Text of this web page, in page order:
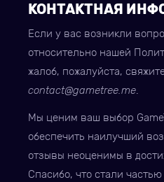
КОНТАКТНАЯ
Если у вас возникли
относительно нашей
жалоб, пожалуйста,
contact@gametree.me.
Мы ценим ваш выбор
обеспечить наилучший
отзывы неоценимы в
Спасибо, что стали